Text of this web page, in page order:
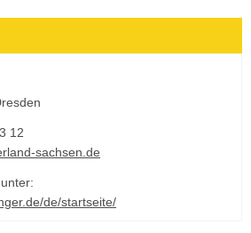
12
sachsen.de
de/startseite/